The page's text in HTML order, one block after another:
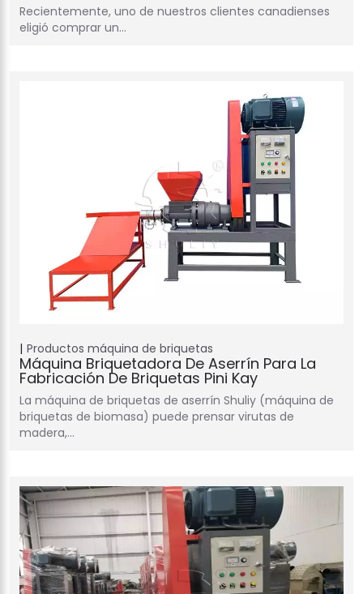
Recientemente, uno de nuestros clientes canadienses
eligió comprar un…
Productos máquina de briquetas
Máquina Briquetadora De Aserrín Para La
Fabricación De Briquetas Pini Kay
La máquina de briquetas de aserrín Shuliy (máquina de
briquetas de biomasa) puede prensar virutas de
madera,…